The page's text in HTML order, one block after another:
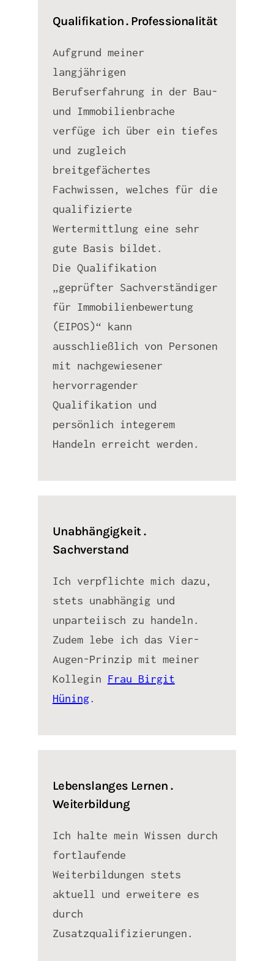
Qualifikation . Professionalität
Aufgrund meiner
langjährigen
Berufserfahrung in der Bau-
und Immobilienbrache
verfüge ich über ein tiefes
und zugleich
breitgefächertes
Fachwissen, welches für die
qualifizierte
Wertermittlung eine sehr
gute Basis bildet.
Die Qualifikation
„geprüfter Sachverständiger
für Immobilienbewertung
(EIPOS)“ kann
ausschließlich von Personen
mit nachgewiesener
hervorragender
Qualifikation und
persönlich integerem
Handeln erreicht werden.
Unabhängigkeit .
Sachverstand
Ich verpflichte mich dazu,
stets unabhängig und
unparteiisch zu handeln.
Zudem lebe ich das Vier-
Augen-Prinzip mit meiner
Kollegin Frau Birgit
Hüning.
Lebenslanges Lernen .
Weiterbildung
Ich halte mein Wissen durch
fortlaufende
Weiterbildungen stets
aktuell und erweitere es
durch
Zusatzqualifizierungen.